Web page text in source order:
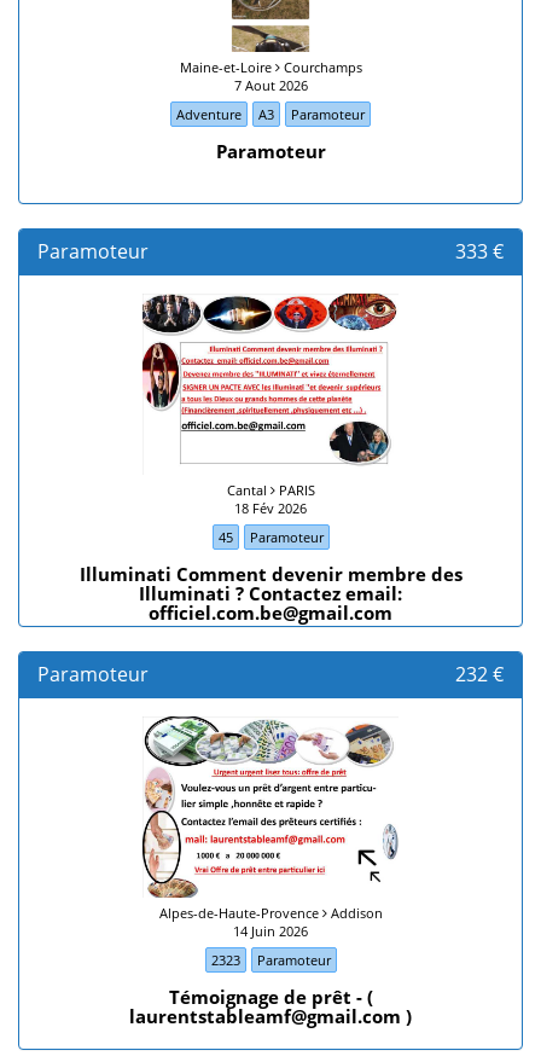
Maine-et-Loire Courchamps
7 Aout 2026
Adventure
A3 Paramoteur
Paramoteur
Paramoteur 333 €
Cantal PARIS
18 Fév 2026
45
Paramoteur
Illuminati Comment devenir membre des
Illuminati ? Contactez email:
officiel.com.be@gmail.com
Paramoteur 232 €
Alpes-de-Haute-Provence Addison
14 Juin 2026
2323
Paramoteur
Témoignage de prêt - (
laurentstableamf@gmail.com )